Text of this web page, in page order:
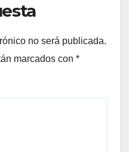
no será publicada.
marcados con *